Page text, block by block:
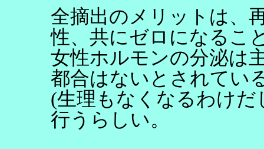
全摘出のメリットは、
性、共にゼロになるこ
女性ホルモンの分泌は
都合はないとされてい
(生理もなくなるわけ
行うらしい。